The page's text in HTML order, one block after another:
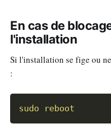
En cas de
l'installation
Si l'installation se fige ou
:
sudo reboot